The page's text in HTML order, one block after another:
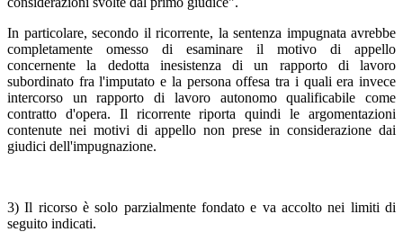
In particolare, secondo il ricorrente, la sentenza impugnata avrebbe
completamente omesso di esaminare il motivo di appello
concernente la dedotta inesistenza di un rapporto di lavoro
subordinato fra l'imputato e la persona offesa tra i quali era invece
intercorso un rapporto di lavoro autonomo qualificabile come
contratto d'opera. Il ricorrente riporta quindi le argomentazioni
contenute nei motivi di appello non prese in considerazione dai
giudici dell'impugnazione.
3) Il ricorso è solo parzialmente fondato e va accolto nei limiti di
seguito indicati.